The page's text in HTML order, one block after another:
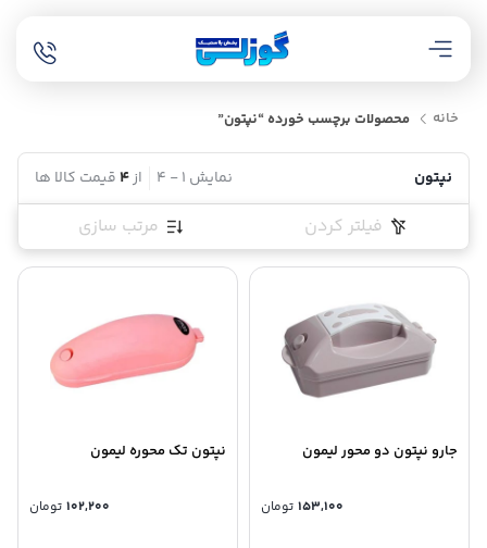
خانه محصولات برچسب خورده “نپتون”
نپتون نمایش 1
-
4 از4قیمت کالا ها
فیلتر کردن مرتب سازی
جارو نپتون دو محور لیمون
تومان
نپتون تک محوره لیمون
تومان